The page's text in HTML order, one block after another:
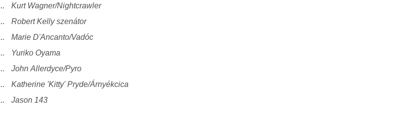
Kurt Wagner/Nightcrawler
Robert Kelly szenátor
Marie D'Ancanto/Vadóc
Yuriko Oyama
John Allerdyce/Pyro
Katherine 'Kitty' Pryde/Árnyékcica
Jason 143